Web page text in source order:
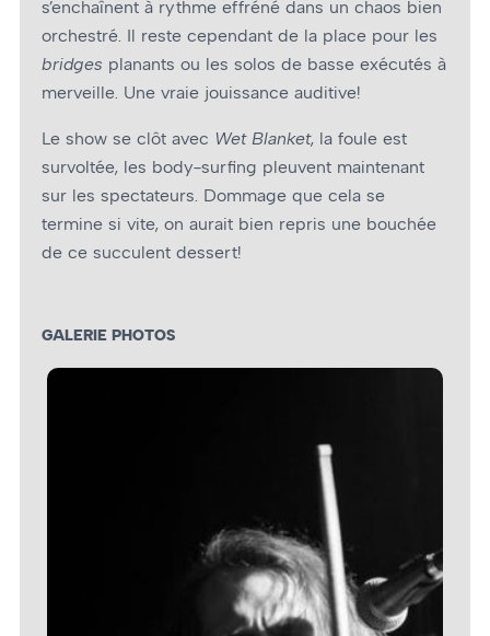
s’enchaînent à rythme effréné dans un chaos bien
orchestré. Il reste cependant de la place pour les
bridges planants ou les solos de basse exécutés à
merveille. Une vraie jouissance auditive!
Le show se clôt avec Wet Blanket, la foule est
survoltée, les body-surfing pleuvent maintenant
sur les spectateurs. Dommage que cela se
termine si vite, on aurait bien repris une bouchée
de ce succulent dessert!
GALERIE PHOTOS